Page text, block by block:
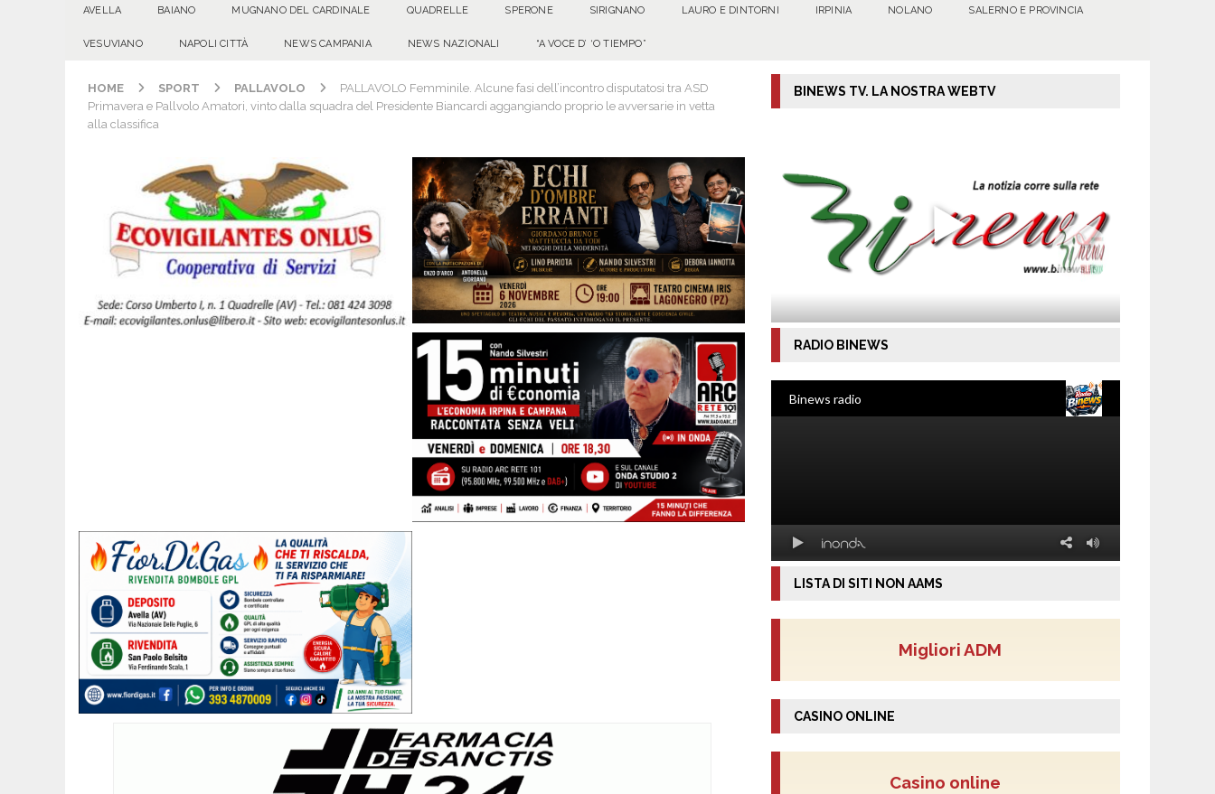
AVELLA BAIANO MUGNANO DEL CARDINALE QUADRELLE SPERONE SIRIGNANO LAURO E DINTORNI IRPINIA NOLANO SALERNO E PROVINCIA
VESUVIANO NAPOLI CITTÀ NEWS CAMPANIA NEWS NAZIONALI “A VOCE D’ ‘O TIEMPO”
HOME SPORT PALLAVOLO
PALLAVOLO Femminile. Alcune fasi dell’incontro disputatosi tra ASD
Primavera e Pallvolo Amatori, vinto dalla squadra del Presidente Biancardi aggangiando proprio le avversarie in vetta
alla classifica
BINEWS TV. LA NOSTRA WEBTV
RADIO BINEWS
LISTA DI SITI NON AAMS
Migliori ADM
CASINO ONLINE
Casino online